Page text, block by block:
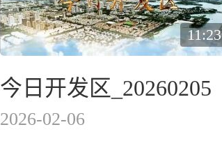
11:23
今日开发区_20260205
2026-02-06